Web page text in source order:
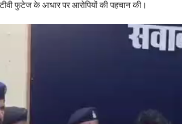
फुटेज के आधार पर आरोपियों की पहचान की।